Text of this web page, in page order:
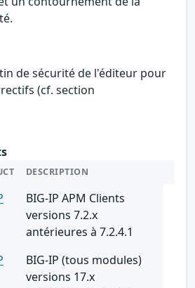
de sécurité de l'éditeur pour
(cf. section
DESCRIPTION
BIG-IP APM Clients
versions 7.2.x
antérieures à 7.2.4.1
BIG-IP (tous modules)
versions 17.x